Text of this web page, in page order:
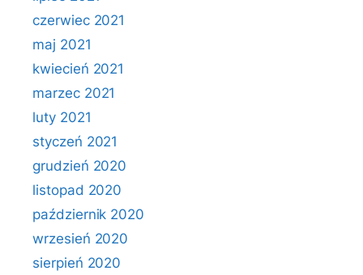
czerwiec 2021
maj 2021
kwiecień 2021
marzec 2021
luty 2021
styczeń 2021
grudzień 2020
listopad 2020
październik 2020
wrzesień 2020
sierpień 2020